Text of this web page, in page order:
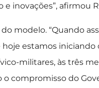
inovações”, afirmou
modelo. “Quando
estamos iniciando
militares, às três
compromisso do